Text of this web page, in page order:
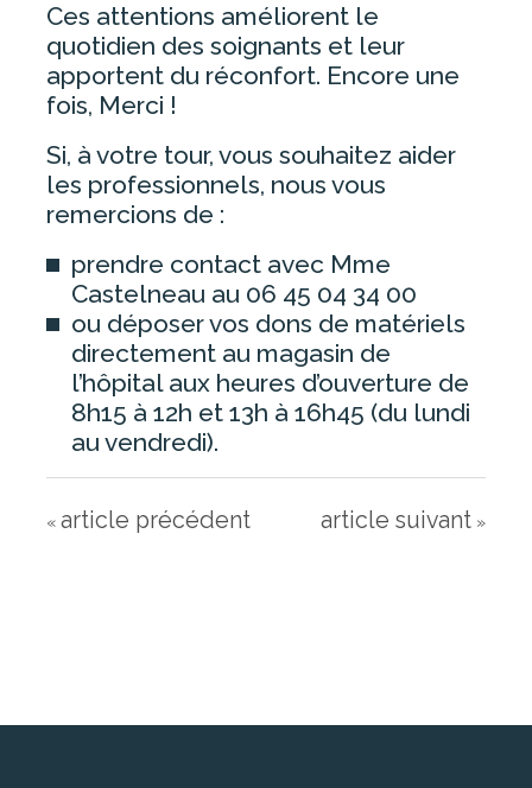
DE SANTÉ (PASS)
UNITÉ TERRITORIALE DÉPISTAGE
ET VACCINATION DU PAYS
D’ANCENIS
LIVRET D’ACCUEIL
ACCÈS AU DOSSIER MÉDICAL
QUESTIONNAIRES DE
SATISFACTION
ESPACE RÉSIDENT
EHPAD ANCENIS
EHPAD CANDÉ
EHPAD OUDON
Ces attentions améliorent le
quotidien des soignants et leur
apportent du réconfort. Encore une
fois, Merci !
Si, à votre tour, vous souhaitez aider
les professionnels, nous vous
remercions de :
prendre contact avec Mme
Castelneau au 06 45 04 34 00
ou déposer vos dons de matériels
directement au magasin de
l’hôpital aux heures d’ouverture de
8h15 à 12h et 13h à 16h45 (du lundi
au vendredi).
«article précédent article suivant»